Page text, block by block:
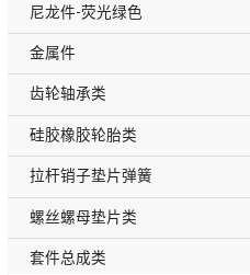
尼龙件-荧光绿色
金属件
齿轮轴承类
硅胶橡胶轮胎类
拉杆销子垫片弹簧
螺丝螺母垫片类
套件总成类